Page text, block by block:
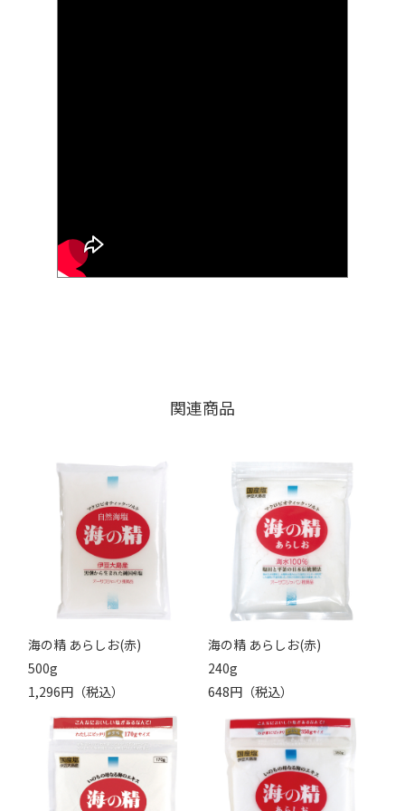
関連商品
海の精 あらしお(赤)
500g
1,296円（税込）
海の精 あらしお(赤)
240g
648円（税込）